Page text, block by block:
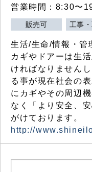
営業時間：8:30〜
販売可 工事
生活/生命/情報・管
カギやドアーは生
ければなりません
る事が現在社会の
にカギやその周辺
なく「より安全、
がけております。
http://